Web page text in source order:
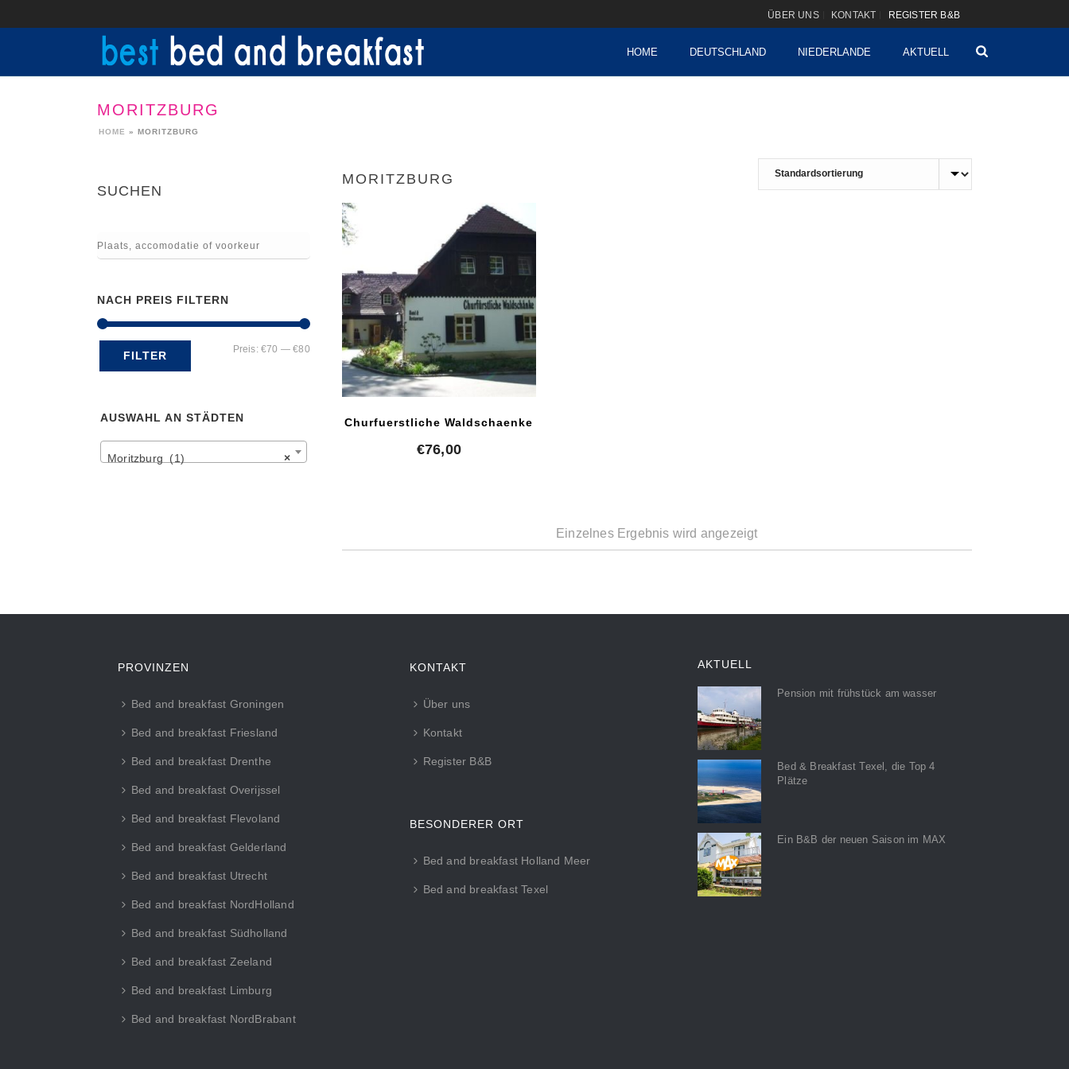
ÜBER UNS KONTAKT REGISTER B&B
HOME DEUTSCHLAND NIEDERLANDE AKTUELL
MORITZBURG
HOME » MORITZBURG
MORITZBURG
Churfuerstliche Waldschaenke
€76,00
Einzelnes Ergebnis wird angezeigt
SUCHEN
NACH PREIS FILTERN
Min.
Max.
FILTER Preis: €70 —€80
AUSWAHL AN STÄDTEN
×
Moritzburg (1)
PROVINZEN
Bed and breakfast Groningen
Bed and breakfast Friesland
Bed and breakfast Drenthe
Bed and breakfast Overijssel
Bed and breakfast Flevoland
Bed and breakfast Gelderland
Bed and breakfast Utrecht
Bed and breakfast NordHolland
Bed and breakfast Südholland
Bed and breakfast Zeeland
Bed and breakfast Limburg
Bed and breakfast NordBrabant
KONTAKT
Über uns
Kontakt
Register B&B
BESONDERER ORT
Bed and breakfast Holland Meer
Bed and breakfast Texel
AKTUELL
Pension mit frühstück am wasser
Bed & Breakfast Texel, die Top 4
Plätze
Ein B&B der neuen Saison im MAX